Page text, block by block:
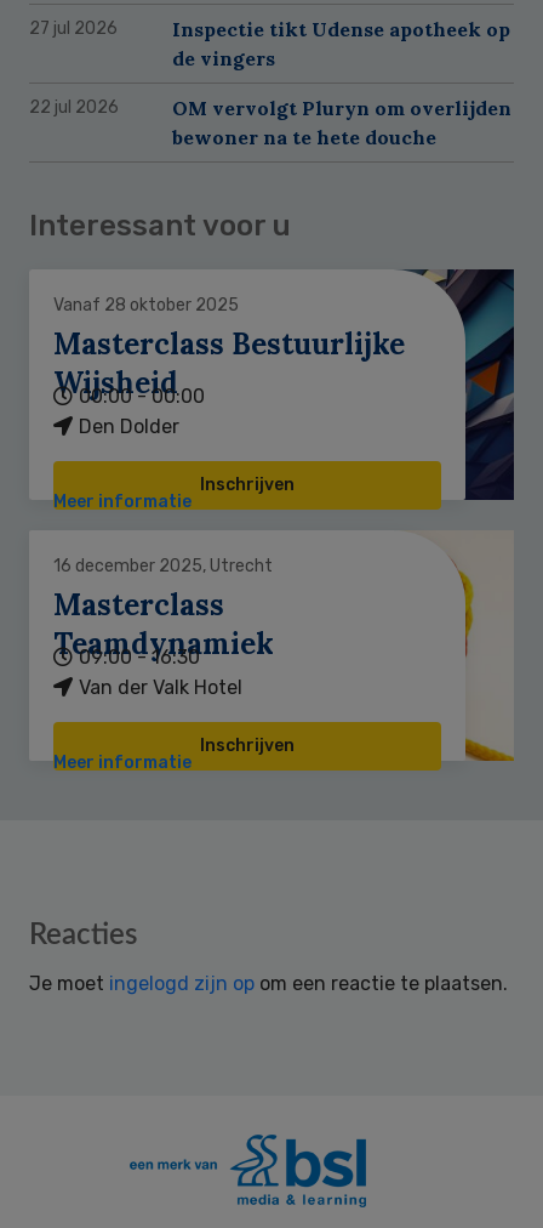
27 jul 2026
Inspectie tikt Udense apotheek op
de vingers
22 jul 2026
OM vervolgt Pluryn om overlijden
bewoner na te hete douche
Interessant voor u
Vanaf 28 oktober 2025
Masterclass Bestuurlijke
Wijsheid
00:00 - 00:00
Den Dolder
Inschrijven
Meer informatie
16 december 2025, Utrecht
Masterclass
Teamdynamiek
09:00 - 16:30
Van der Valk Hotel
Inschrijven
Meer informatie
Reader
Reacties
Je moet ingelogd zijn op om een reactie te plaatsen.